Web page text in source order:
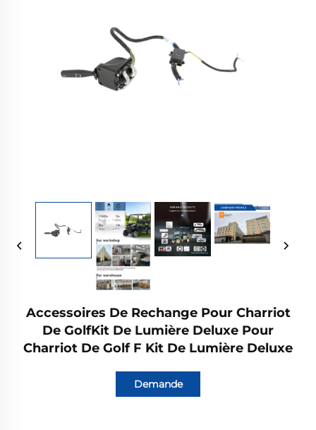
Accessoires De Rechange Pour Charriot
De GolfKit De Lumière Deluxe Pour
Charriot De Golf F Kit De Lumière Deluxe
Demande